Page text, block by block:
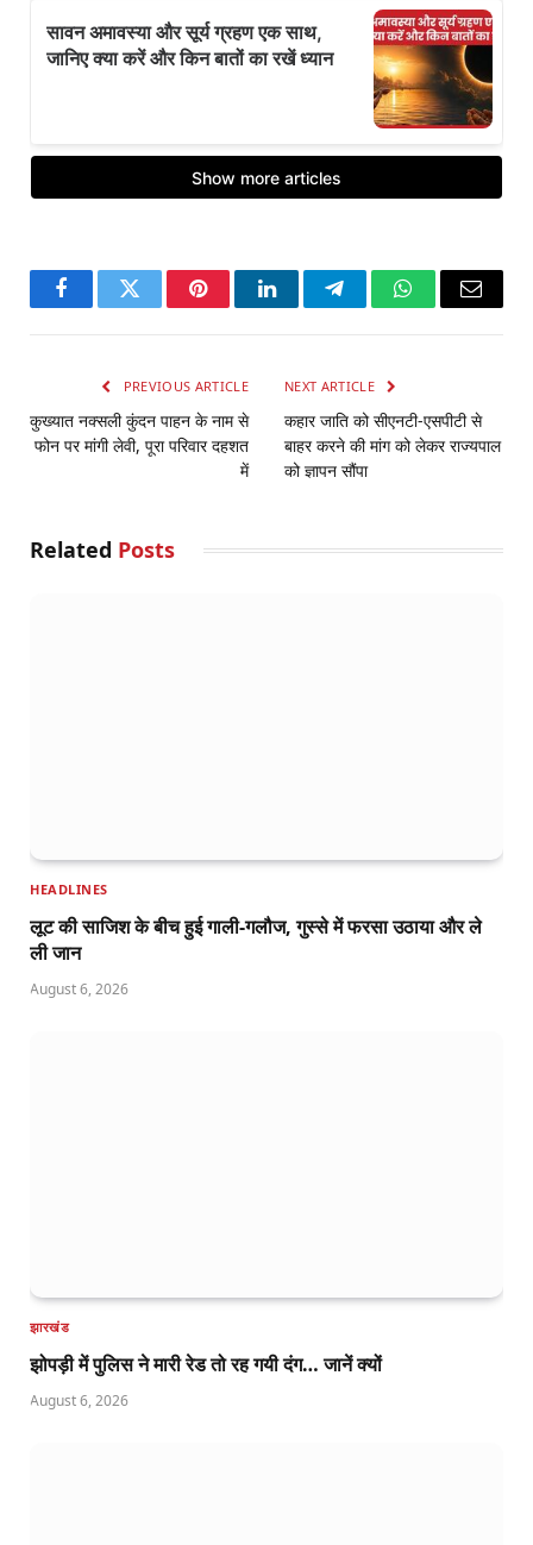
FacebookTwitter PinterestLinkedInTelegramWhatsApp
Email
PREVIOUS ARTICLE
कुख्यात नक्सली कुंदन पाहन के नाम से
फोन पर मांगी लेवी, पूरा परिवार दहशत
में
NEXT ARTICLE
कहार जाति को सीएनटी-एसपीटी से
बाहर करने की मांग को लेकर राज्यपाल
को ज्ञापन सौंपा
Related Posts
HEADLINES
लूट की साजिश के बीच हुई गाली-गलौज, गुस्से में फरसा उठाया और ले
ली जान
August 6, 2026
झारखंड
झोपड़ी में पुलिस ने मारी रेड तो रह गयी दंग… जानें क्यों
August 6, 2026